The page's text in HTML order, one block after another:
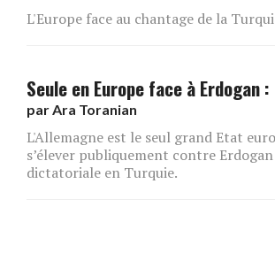
L'Europe face au chantage de la
Seule en Europe face à Erdogan :
parAra Toranian
L'Allemagne est le seul grand Etat
s’élever publiquement contre
dictatoriale en Turquie.